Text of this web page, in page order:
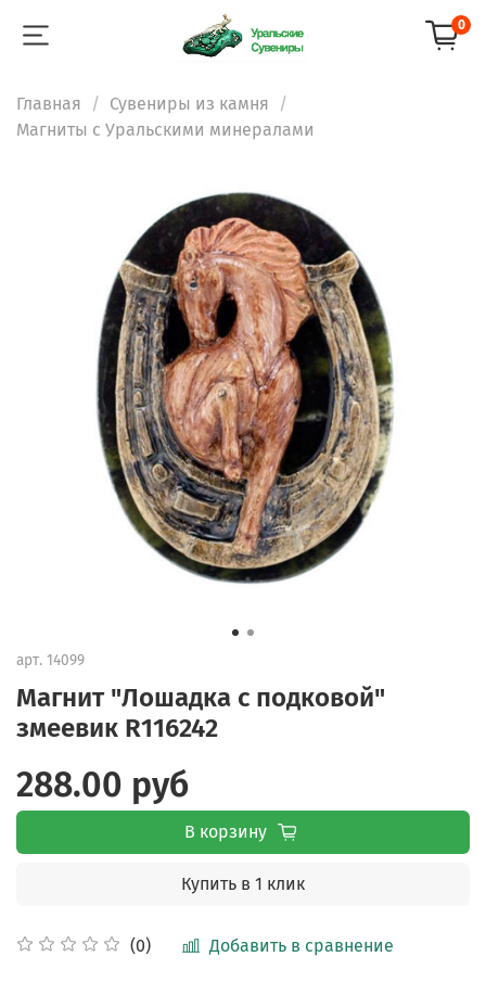
0
Главная
Сувениры из камня
Магниты с Уральскими минералами
арт. 14099
Магнит "Лошадка с подковой"
змеевик R116242
(0) Добавить в сравнение
288.00 руб
В корзину
Купить в 1 клик